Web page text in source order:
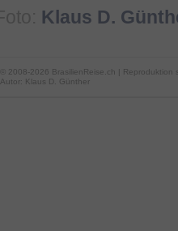
Klaus D.
© 2008-2026 BrasilienReise.ch | Reproduktion
Autor: Klaus D. Günther